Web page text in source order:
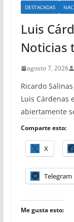
DESTACADAS
Luis
Noticias
agosto 7, 2026
Ricardo
Luis Cárdenas
abiertamente
Comparte esto:
X
Telegram
Me gusta esto: